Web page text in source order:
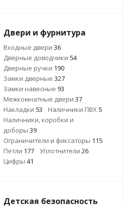
Двери и фурнитура
Входные двери 36
Дверные доводчики 54
Дверные ручки 190
Замки дверные 327
Замки навесные 93
Межкомнатные двери 37
Накладки 53 Наличники ПВХ 5
Наличники, коробки и
доборы 39
Ограничители и фиксаторы 115
Петли 177 Уплотнители 26
Цифры 41
Детская безопасность